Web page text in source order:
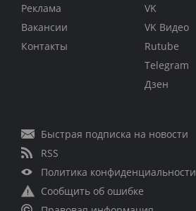
Реклама
Вакансии
Контакты
VK
VK Видео
Rutube
Telegram
Дзен
Быстрая подписка на новости
RSS
Политика конфиденциальности
Сообщить об ошибке